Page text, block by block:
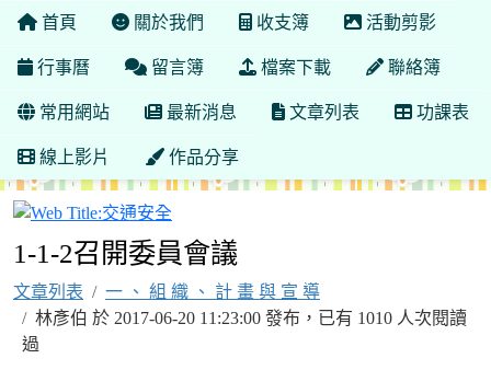
首頁 關於我們 收支簿 活動剪影
行事曆 留言簿 檔案下載 聯絡簿
常用網站 最新消息 文章列表 功課表
線上影片 作品分享
1-1-2召開委員會議
文章列表
一 、 組 織 、 計 畫 與 宣 導
林彥伯 於 2017-06-20 11:23:00 發布，已有 1010 人次閱讀
過